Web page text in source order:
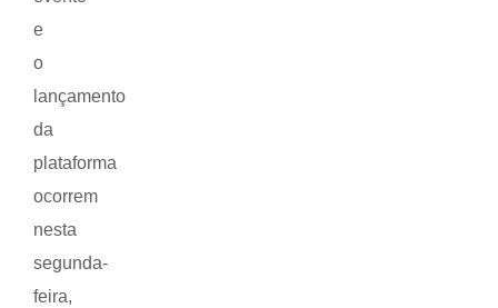
e
o
lançamento
da
plataforma
ocorrem
nesta
segunda-
feira,